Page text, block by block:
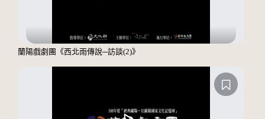
蘭陽戲劇團《西北雨傳說─訪談(2)》